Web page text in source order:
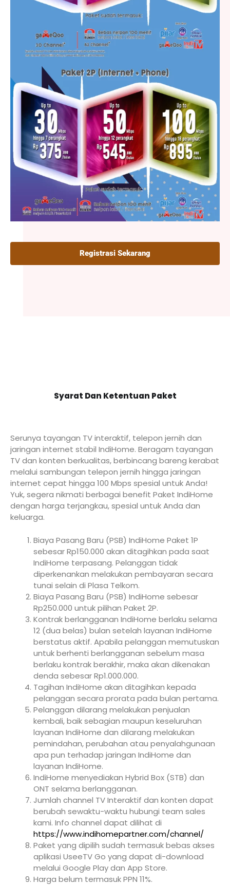
Registrasi Sekarang
Syarat Dan Ketentuan Paket
Serunya tayangan TV interaktif, telepon jernih dan
jaringan internet stabil IndiHome. Beragam tayangan
TV dan konten berkualitas, berbincang bareng kerabat
melalui sambungan telepon jernih hingga jaringan
internet cepat hingga 100 Mbps spesial untuk Anda!
Yuk, segera nikmati berbagai benefit Paket IndiHome
dengan harga terjangkau, spesial untuk Anda dan
keluarga.
Biaya Pasang Baru (PSB) IndiHome Paket 1P
sebesar Rp150.000 akan ditagihkan pada saat
IndiHome terpasang. Pelanggan tidak
diperkenankan melakukan pembayaran secara
tunai selain di Plasa Telkom.
Biaya Pasang Baru (PSB) IndiHome sebesar
Rp250.000 untuk pilihan Paket 2P.
Kontrak berlangganan IndiHome berlaku selama
12 (dua belas) bulan setelah layanan IndiHome
berstatus aktif. Apabila pelanggan memutuskan
untuk berhenti berlangganan sebelum masa
berlaku kontrak berakhir, maka akan dikenakan
denda sebesar Rp1.000.000.
Tagihan IndiHome akan ditagihkan kepada
pelanggan secara prorata pada bulan pertama.
Pelanggan dilarang melakukan penjualan
kembali, baik sebagian maupun keseluruhan
layanan IndiHome dan dilarang melakukan
pemindahan, perubahan atau penyalahgunaan
apa pun terhadap jaringan IndiHome dan
layanan IndiHome.
IndiHome menyediakan Hybrid Box (STB) dan
ONT selama berlangganan.
Jumlah channel TV Interaktif dan konten dapat
berubah sewaktu-waktu hubungi team sales
kami. Info channel dapat dilihat di
https://www.indihomepartner.com/channel/
Paket yang dipilih sudah termasuk bebas akses
aplikasi UseeTV Go yang dapat di-download
melalui Google Play dan App Store.
Harga belum termasuk PPN 11%.